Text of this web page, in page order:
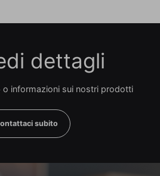
dettagli
o informazioni sui nostri prodotti
subito